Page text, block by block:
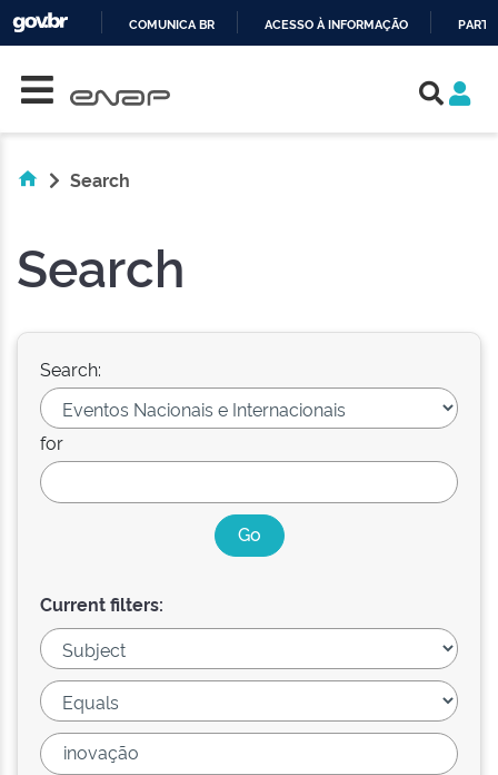
COMUNICA BR ACESSO À INFORMAÇÃO
Search
Search
Search:
for
Current filters: